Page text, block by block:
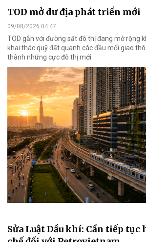
TOD mở dư địa phát triển mới
09/08/2026 04:47
TOD gắn với đường sắt đô thị đang mở rộng
khai thác quỹ đất quanh các đầu mối giao
thành những cực đô thị mới.
Sửa Luật Dầu khí: Cần tiếp tục